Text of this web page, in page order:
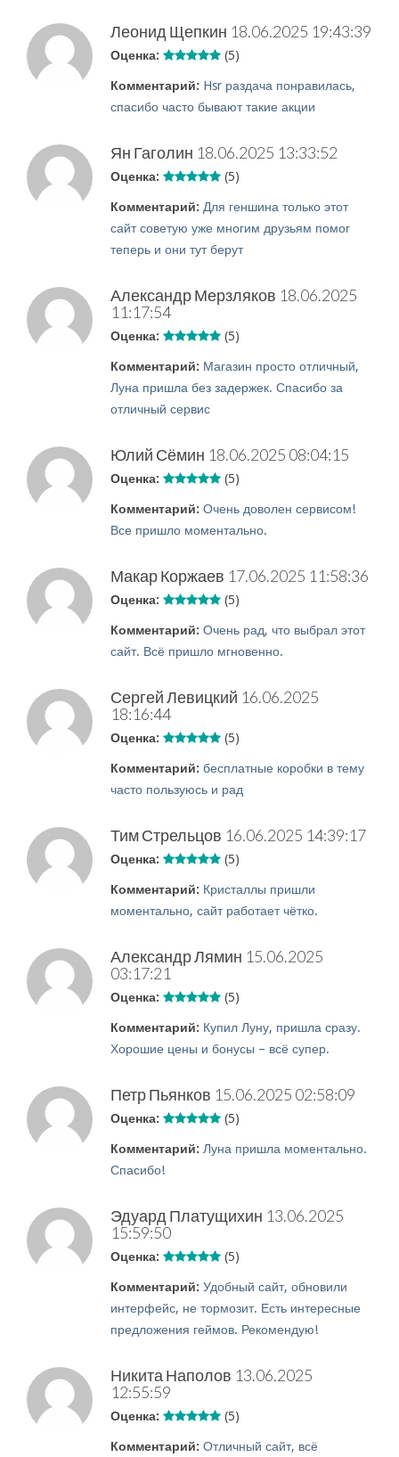
Леонид Щепкин 18.06.2025 19:43:39
Оценка: (5)
Комментарий: Hsr раздача понравилась,
спасибо часто бывают такие акции
Ян Гаголин 18.06.2025 13:33:52
Оценка: (5)
Комментарий: Для геншина только этот
сайт советую уже многим друзьям помог
теперь и они тут берут
Александр Мерзляков 18.06.2025
11:17:54
Оценка: (5)
Комментарий: Магазин просто отличный,
Луна пришла без задержек. Спасибо за
отличный сервис
Юлий Сёмин 18.06.2025 08:04:15
Оценка: (5)
Комментарий: Очень доволен сервисом!
Все пришло моментально.
Макар Коржаев 17.06.2025 11:58:36
Оценка: (5)
Комментарий: Очень рад, что выбрал этот
сайт. Всё пришло мгновенно.
Сергей Левицкий 16.06.2025
18:16:44
Оценка: (5)
Комментарий: бесплатные коробки в тему
часто пользуюсь и рад
Тим Стрельцов 16.06.2025 14:39:17
Оценка: (5)
Комментарий: Кристаллы пришли
моментально, сайт работает чётко.
Александр Лямин 15.06.2025
03:17:21
Оценка: (5)
Комментарий: Купил Луну, пришла сразу.
Хорошие цены и бонусы – всё супер.
Петр Пьянков 15.06.2025 02:58:09
Оценка: (5)
Комментарий: Луна пришла моментально.
Спасибо!
Эдуард Платущихин 13.06.2025
15:59:50
Оценка: (5)
Комментарий: Удобный сайт, обновили
интерфейс, не тормозит. Есть интересные
предложения геймов. Рекомендую!
Никита Наполов 13.06.2025
12:55:59
Оценка: (5)
Комментарий: Отличный сайт, всё